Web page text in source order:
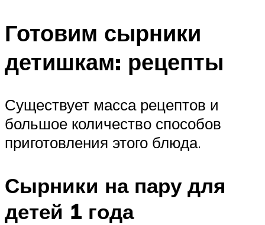
Готовим сырники
детишкам: рецепты
Существует масса рецептов и
большое количество способов
приготовления этого блюда.
Сырники на пару для
детей 1 года